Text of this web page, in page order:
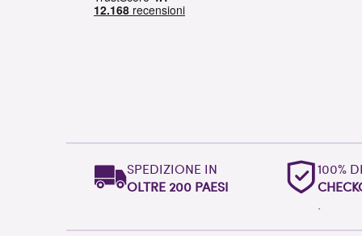
SPEDIZIONE IN
OLTRE 200 PAESI
100%
.